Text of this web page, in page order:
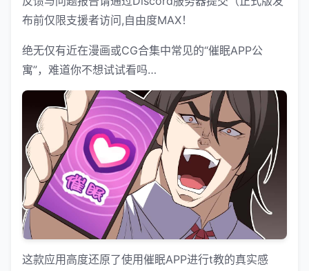
布前仅限支援者访问,自由度MAX！
绝无仅有近在漫画或CG合集中常见的“催眠APP公
寓”，难道你不想试试看吗…
这款应用高度还原了使用催眠APP进行t教的真实感